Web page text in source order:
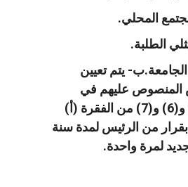
يتم تعيين
المنصوص عليهم في
البنود (4) و (5) و(6) و(7) من الفقرة (أ)
من الرئيس لمدة سنة
لمرة واحدة.